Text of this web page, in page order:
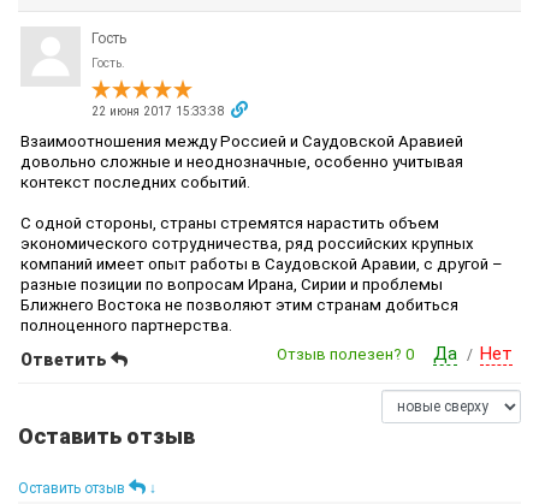
Гость
Гость.
22 июня 2017 15:33:38
Взаимоотношения между Россией и Саудовской Аравией
довольно сложные и неоднозначные, особенно учитывая
контекст последних событий.
С одной стороны, страны стремятся нарастить объем
экономического сотрудничества, ряд российских крупных
компаний имеет опыт работы в Саудовской Аравии, с другой –
разные позиции по вопросам Ирана, Сирии и проблемы
Ближнего Востока не позволяют этим странам добиться
полноценного партнерства.
Да / Нет
Отзыв полезен?0
Ответить
Оставить отзыв
Оставить отзыв ↓